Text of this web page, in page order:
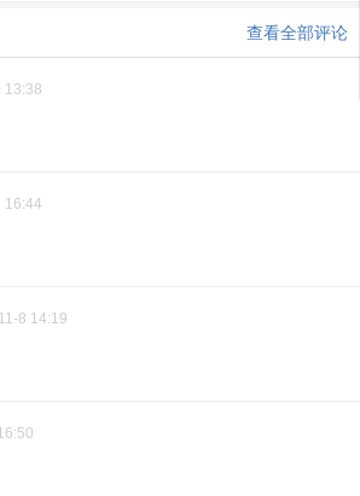
房门不知为何没上锁，瞅了眼屋
。嫣红娘到底怎么死的，老鸨一
人说浑身赤裸的躺在地毯上，皮
十分恐怖，有人说四肢残缺，头
红娘，还有十个。渐渐地，花
你眼下发青，眼尾泛白，此乃
，一名道士追着许仙推销自己的
百发百中。”
查看全部评论
13:38
16:44
8 14:19